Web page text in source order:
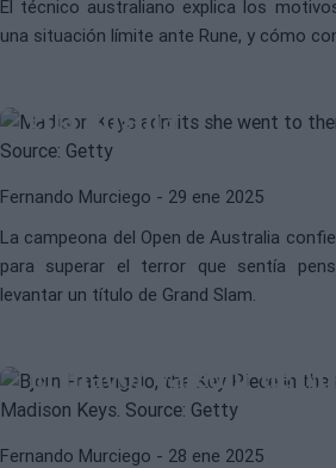
El técnico australiano explica los
una situación límite ante Rune, y cómo
WTAMADISON KEYS
ella misma
Fernando Murciego - 29 ene 2025
La campeona del Open de Australia
para superar el terror que sentía
levantar un título de Grand Slam.
El mayor valedor de
Fernando Murciego - 28 ene 2025